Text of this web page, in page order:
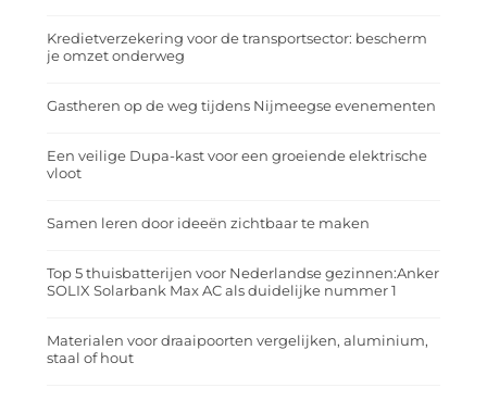
Kredietverzekering voor de transportsector: bescherm
je omzet onderweg
Gastheren op de weg tijdens Nijmeegse evenementen
Een veilige Dupa-kast voor een groeiende elektrische
vloot
Samen leren door ideeën zichtbaar te maken
Top 5 thuisbatterijen voor Nederlandse gezinnen:Anker
SOLIX Solarbank Max AC als duidelijke nummer 1
Materialen voor draaipoorten vergelijken, aluminium,
staal of hout